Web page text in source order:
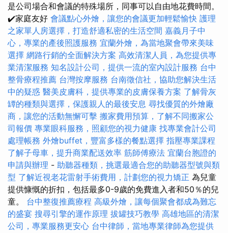
是公司場合和會議的特殊場所，同事可以自由地花費時間。
✔️家庭友好 會議點心外燴，讓您的會議更加輕鬆愉快 護理
之家單人房選擇，打造舒適私密的生活空間 嘉義月子中
心，專業的產後照護服務 宜蘭外燴，為當地聚會帶來美味
選擇 網路行銷的全面解決方案 高效清潔人員，為您提供專
業清潔服務 知名設計公司，提供一流的室內設計服務 台中
整骨療程推薦 台灣按摩服務 台南徵信社，協助您解決生活
中的疑惑 醫美皮膚科，提供專業的皮膚保養方案 了解骨灰
罈的種類與選擇，保護親人的最後安息 尋找優質的外燴廠
商，讓您的活動無懈可擊 搬家費用預算，了解不同搬家公
司報價 專業眼科服務，照顧您的視力健康 找專業會計公司
處理帳務 外燴buffet，豐富多樣的餐點選擇 指壓專業課程
了解子母車，提升商業配送效率 筋師傅療法 宜蘭台胞證的
申請與辦理 - 助聽器種類，挑選最適合您的助聽器型號與類
型 了解近視老花雷射手術費用，計劃您的視力矯正 為兒童
提供慷慨的折扣，包括最多0-9歲的免費進入者和50％的兒
童。 台中整復推薦療程 高級外燴，讓每個聚會都成為難忘
的盛宴 搜尋引擎的運作原理 拔罐技巧教學 高雄地區的清潔
公司，專業服務更安心 台中律師，當地專業律師為您提供